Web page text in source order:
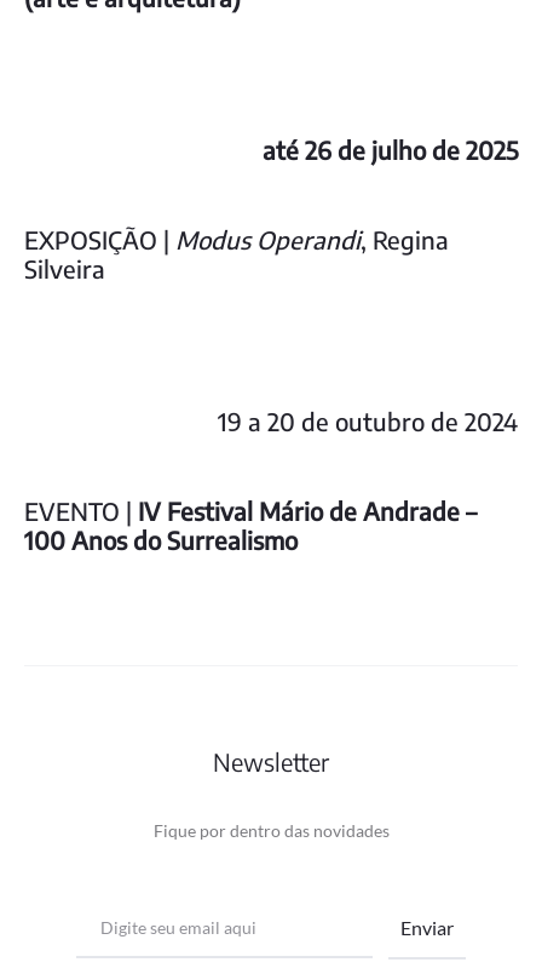
até 26 de julho de 2025
EXPOSIÇÃO | Modus Operandi, Regina
Silveira
19 a 20 de outubro de 2024
EVENTO | IV Festival Mário de Andrade –
100 Anos do Surrealismo
Newsletter
Fique por dentro das novidades